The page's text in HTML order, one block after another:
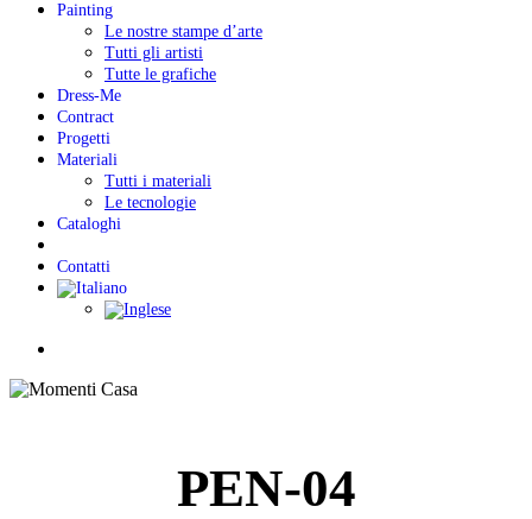
Painting
Le nostre stampe d’arte
Tutti gli artisti
Tutte le grafiche
Dress-Me
Contract
Progetti
Materiali
Tutti i materiali
Le tecnologie
Cataloghi
Contatti
PEN-04